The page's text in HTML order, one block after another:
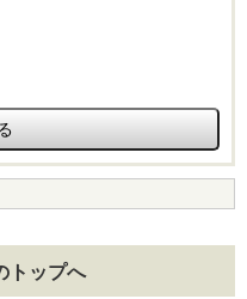
トップへ